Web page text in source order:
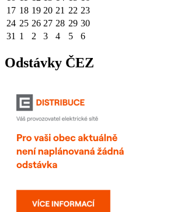
17 18 19 20 21 22 23
24 25 26 27 28 29 30
31 1 2 3 4 5 6
Odstávky ČEZ